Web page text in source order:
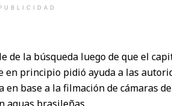
de la búsqueda luego de que el
en principio pidió ayuda a las
base a la filmación de cámaras